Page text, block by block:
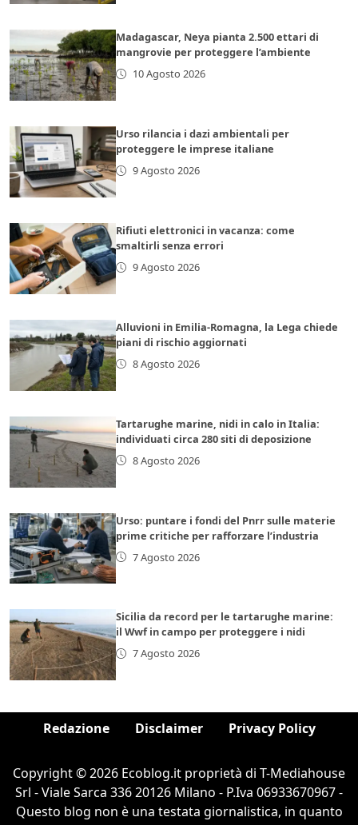
Madagascar, Neya pianta 2.500 ettari di
mangrovie per proteggere l’ambiente
10 Agosto 2026
Urso rilancia i dazi ambientali per
proteggere le imprese italiane
9 Agosto 2026
Rifiuti elettronici in vacanza: come
smaltirli senza errori
9 Agosto 2026
Alluvioni in Emilia-Romagna, la Lega chiede
piani di rischio aggiornati
8 Agosto 2026
Tartarughe marine, nidi in calo in Italia:
individuati circa 280 siti di deposizione
8 Agosto 2026
Urso: puntare i fondi del Pnrr sulle materie
prime critiche per rafforzare l’industria
7 Agosto 2026
Sicilia da record per le tartarughe marine:
il Wwf in campo per proteggere i nidi
7 Agosto 2026
Redazione Disclaimer Privacy Policy
Copyright © 2026 Ecoblog.it proprietà di T-Mediahouse
Srl - Viale Sarca 336 20126 Milano - P.Iva 06933670967 -
Questo blog non è una testata giornalistica, in quanto